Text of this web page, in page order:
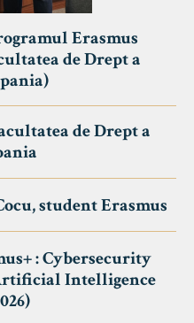
Erasmus
de Drept a
de Drept a
student Erasmus
: Cybersecurity
Intelligence